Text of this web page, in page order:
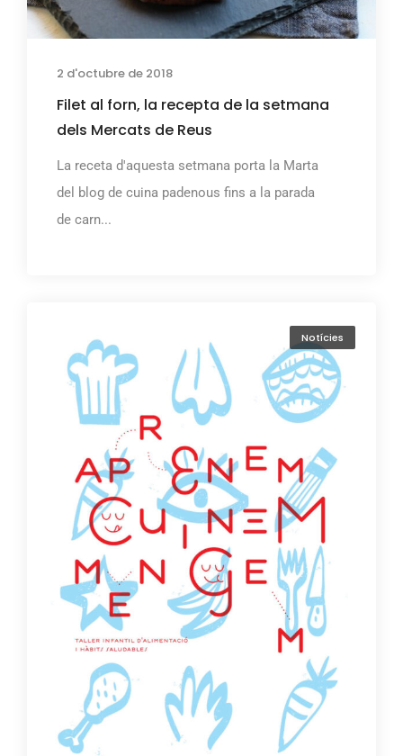
2 d'octubre de 2018
Filet al forn, la recepta de la setmana
dels Mercats de Reus
La receta d'aquesta setmana porta la Marta
del blog de cuina padenous fins a la parada
de carn...
Notícies